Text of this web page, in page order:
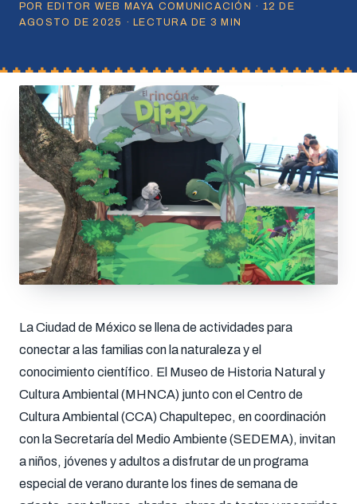
POR EDITOR WEB MAYA COMUNICACIÓN · 12 DE
AGOSTO DE 2025 · LECTURA DE 3 MIN
La Ciudad de México se llena de actividades para
conectar a las familias con la naturaleza y el
conocimiento científico. El Museo de Historia Natural y
Cultura Ambiental (MHNCA) junto con el Centro de
Cultura Ambiental (CCA) Chapultepec, en coordinación
con la Secretaría del Medio Ambiente (SEDEMA), invitan
a niños, jóvenes y adultos a disfrutar de un programa
especial de verano durante los fines de semana de